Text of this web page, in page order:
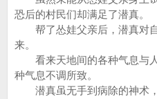
恐后的村民们却满足了潜真。
帮了怂娃父亲后，潜真对自
来。
看来天地间的各种气息与人
种气息不调所致。
潜真虽无手到病除的神术，